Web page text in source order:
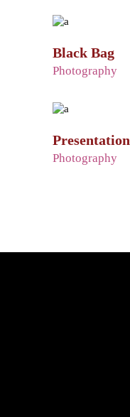
Black Bag
Photography
Presentation
Photography